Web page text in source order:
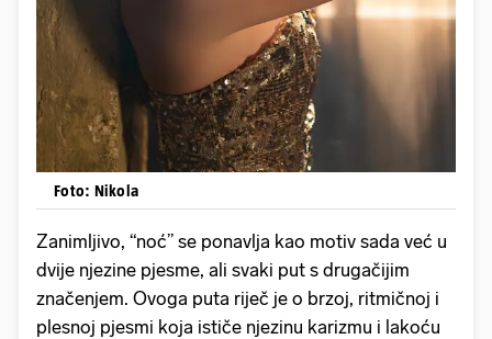
Foto: Nikola
Zanimljivo, “noć” se ponavlja kao motiv sada već u
dvije njezine pjesme, ali svaki put s drugačijim
značenjem. Ovoga puta riječ je o brzoj, ritmičnoj i
plesnoj pjesmi koja ističe njezinu karizmu i lakoću